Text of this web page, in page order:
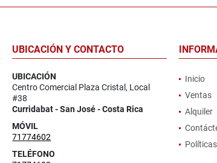
UBICACIÓN Y CONTACTO
UBICACIÓN
Centro Comercial Plaza Cristal, Local
#38
Curridabat - San José - Costa Rica
MÓVIL
71774602
TELÉFONO
Inicio
Ventas
Alquiler